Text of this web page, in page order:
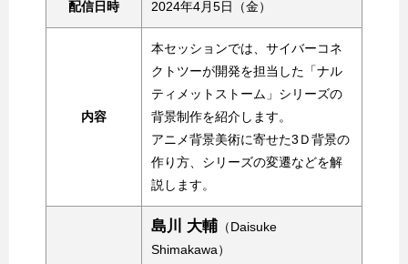
配信日時 2024年4月5日（金）
内容
本セッションでは、サイバーコネ
クトツーが開発を担当した「ナル
ティメットストーム」シリーズの
背景制作を紹介します。
アニメ背景美術に寄せた3Ｄ背景の
作り方、シリーズの変遷などを解
説します。
島川 大輔 （Daisuke
Shimakawa）